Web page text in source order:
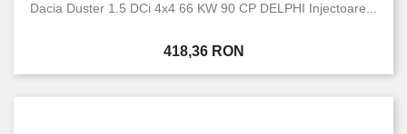
Dacia Duster 1.5 DCi 4x4 66 KW 90 CP DELPHI Injectoare...
Pret
418,36 RON